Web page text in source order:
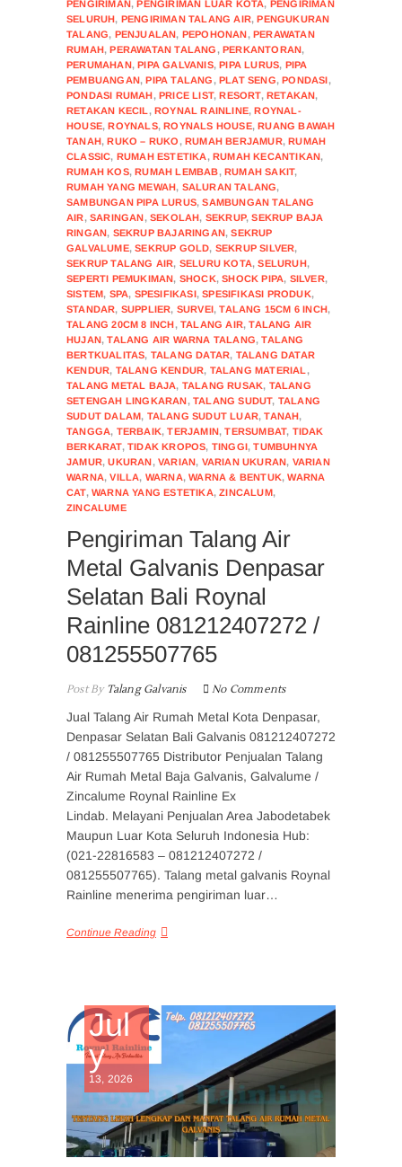
PENGIRIMAN,PENGIRIMAN LUAR KOTA, PENGIRIMAN
SELURUH, PENGIRIMAN TALANG AIR,PENGUKURAN
TALANG, PENJUALAN, PEPOHONAN,PERAWATAN
RUMAH,PERAWATAN TALANG ,PERKANTORAN,
PERUMAHAN,PIPA GALVANIS,PIPA LURUS, PIPA
PEMBUANGAN,PIPA TALANG ,PLAT SENG,PONDASI,
PONDASI RUMAH,PRICE LIST,RESORT,RETAKAN,
RETAKAN KECIL ,ROYNAL RAINLINE,ROYNAL-
HOUSE,ROYNALS,ROYNALS HOUSE,RUANG BAWAH
TANAH,RUKO – RUKO ,RUMAH BERJAMUR,RUMAH
CLASSIC, RUMAH ESTETIKA,RUMAH KECANTIKAN,
RUMAH KOS,RUMAH LEMBAB,RUMAH SAKIT,
RUMAH YANG MEWAH, SALURAN TALANG,
SAMBUNGAN PIPA LURUS,SAMBUNGAN TALANG
AIR,SARINGAN,SEKOLAH, SEKRUP,SEKRUP BAJA
RINGAN, SEKRUP BAJARINGAN,SEKRUP
GALVALUME,SEKRUP GOLD, SEKRUP SILVER,
SEKRUP TALANG AIR, SELURU KOTA,SELURUH,
SEPERTI PEMUKIMAN, SHOCK,SHOCK PIPA, SILVER,
SISTEM, SPA, SPESIFIKASI,SPESIFIKASI PRODUK,
STANDAR, SUPPLIER, SURVEI,TALANG 15CM 6 INCH,
TALANG 20CM 8 INCH,TALANG AIR,TALANG AIR
HUJAN,TALANG AIR WARNA TALANG,TALANG
BERTKUALITAS, TALANG DATAR, TALANG DATAR
KENDUR, TALANG KENDUR, TALANG MATERIAL ,
TALANG METAL BAJA, TALANG RUSAK, TALANG
SETENGAH LINGKARAN,TALANG SUDUT, TALANG
SUDUT DALAM, TALANG SUDUT LUAR,TANAH,
TANGGA, TERBAIK,TERJAMIN,TERSUMBAT, TIDAK
BERKARAT,TIDAK KROPOS, TINGGI,TUMBUHNYA
JAMUR,UKURAN,VARIAN, VARIAN UKURAN, VARIAN
WARNA,VILLA, WARNA,WARNA & BENTUK,WARNA
CAT,WARNA YANG ESTETIKA,ZINCALUM,
ZINCALUME
Pengiriman Talang Air
Metal Galvanis Denpasar
Selatan Bali Roynal
Rainline 081212407272 /
081255507765
Post ByTalang Galvanis No Comments
Jual Talang Air Rumah Metal Kota Denpasar,
Denpasar Selatan Bali Galvanis 081212407272
/ 081255507765 Distributor Penjualan Talang
Air Rumah Metal Baja Galvanis, Galvalume /
Zincalume Roynal Rainline Ex
Lindab. Melayani Penjualan Area Jabodetabek
Maupun Luar Kota Seluruh Indonesia Hub:
(021-22816583 – 081212407272 /
081255507765). Talang metal galvanis Roynal
Rainline menerima pengiriman luar…
Continue Reading
Jul
y
13, 2026